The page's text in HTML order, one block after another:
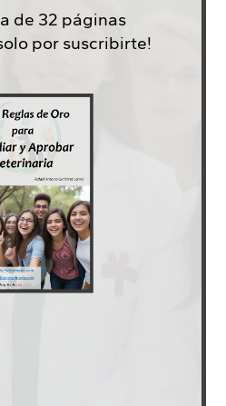
de 32 páginas
por suscribirte!